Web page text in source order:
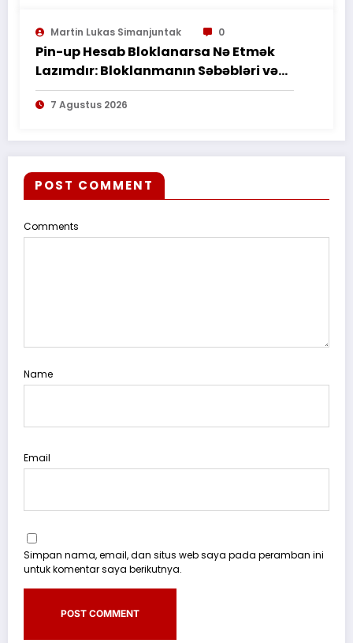
PEKERJAAN SESUAI PERJANJIAN
TERTULIS”*
Martin Lukas Simanjuntak 0
Pin-up Hesab Bloklanarsa Nə Etmək
Lazımdır: Bloklanmanın Səbəbləri və
Tədbirləri
7 Agustus 2026
POST COMMENT
Comments
Name
Email
Simpan nama, email, dan situs web saya pada peramban ini
untuk komentar saya berikutnya.